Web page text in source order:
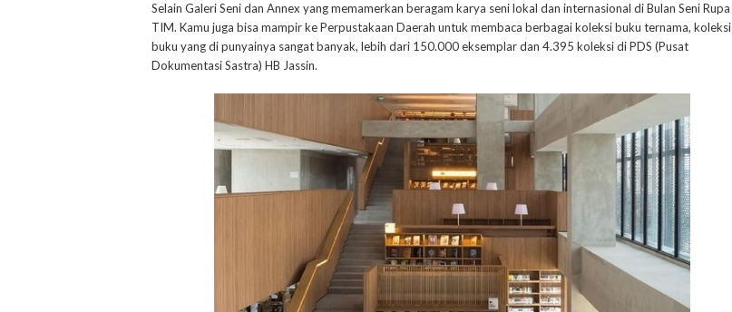
Selain Galeri Seni dan Annex yang memamerkan beragam karya seni lokal dan internasional di Bulan Seni Rupa
TIM. Kamu juga bisa mampir ke Perpustakaan Daerah untuk membaca berbagai koleksi buku ternama, koleksi
buku yang di punyainya sangat banyak, lebih dari 150.000 eksemplar dan 4.395 koleksi di PDS (Pusat
Dokumentasi Sastra) HB Jassin.